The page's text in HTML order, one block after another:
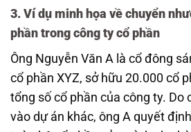
3. Ví dụ minh họa về chuyển
phần trong công ty cổ phần
Ông Nguyễn Văn A là cổ đông
cổ phần XYZ, sở hữu 20.000 cổ
tổng số cổ phần của công ty. Do
vào dự án khác, ông A quyết